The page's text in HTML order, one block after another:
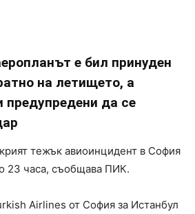
е бил принуден
на летището, а
предупредени да се
тежък авиоинцидент в София
23 часа, съобщава ПИК.
Airlines от София за Истанбул